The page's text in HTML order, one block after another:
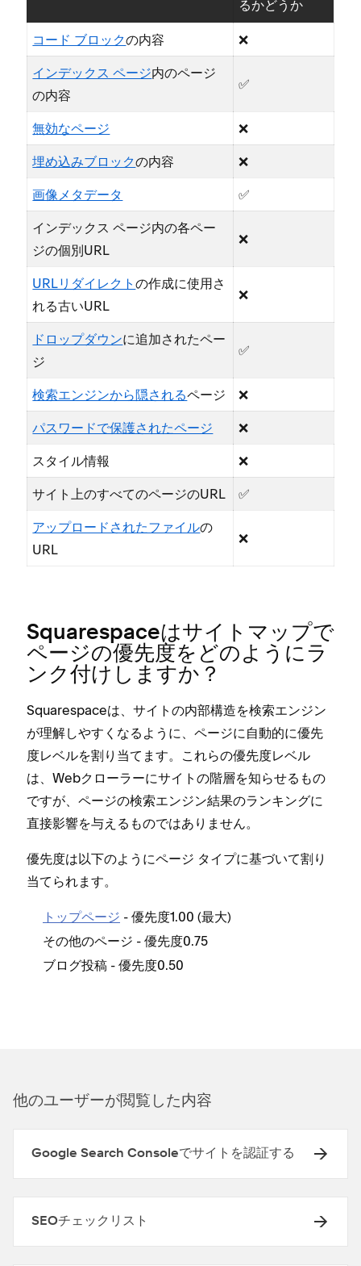
るかどうか
コ⁠ード ブロ⁠ックの内容 ❌
インデ⁠ックス ペ⁠ージ内のペ⁠ージ
の内容
✅
無効なペ⁠ージ ❌
埋め込みブロ⁠ックの内容 ❌
画像メタデ⁠ータ ✅
インデ⁠ックス ペ⁠ージ内の各ペ⁠ー
ジの個別URL
❌
URLリダイレクトの作成に使用さ
れる古いURL
❌
ドロ⁠ップダウンに追加されたペ⁠ー
ジ
✅
検索エンジンから隠されるペ⁠ージ ❌
パスワ⁠ードで保護されたペ⁠ージ ❌
スタイル情報 ❌
サイト上のすべてのペ⁠ージのURL ✅
ア⁠ップロ⁠ードされたフ⁠ァイルの
URL
❌
Squarespaceはサイトマ⁠ップで
ペ⁠ージの優先度をどのようにラ
ンク付けしますか⁠？
Squarespaceは⁠、サイトの内部構造を検索エンジン
が理解しやすくなるように⁠、ペ⁠ージに自動的に優先
度レベルを割り当てます⁠。これらの優先度レベル
は⁠、Webクロ⁠ーラ⁠ーにサイトの階層を知らせるもの
ですが⁠、ペ⁠ージの検索エンジン結果のランキングに
直接影響を与えるものではありません⁠。
優先度は以下のようにペ⁠ージ タイプに基づいて割り
当てられます⁠。
ト⁠ップペ⁠ージ - 優先度1⁠.00 (⁠最大⁠)
その他のペ⁠ージ - 優先度0⁠.75
ブログ投稿 - 優先度0⁠.50
他のユ⁠ーザ⁠ーが閲覧した内容
Google Search Consoleでサイトを認証する
SEOチェックリスト